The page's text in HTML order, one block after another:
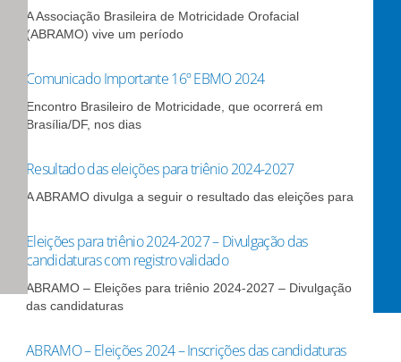
A Associação Brasileira de Motricidade Orofacial
(ABRAMO) vive um período
Comunicado Importante 16º EBMO 2024
Encontro Brasileiro de Motricidade, que ocorrerá em
Brasília/DF, nos dias
Resultado das eleições para triênio 2024-2027
A ABRAMO divulga a seguir o resultado das eleições para
Eleições para triênio 2024-2027 – Divulgação das
candidaturas com registro validado
ABRAMO – Eleições para triênio 2024-2027 – Divulgação
das candidaturas
ABRAMO – Eleições 2024 – Inscrições das candidaturas